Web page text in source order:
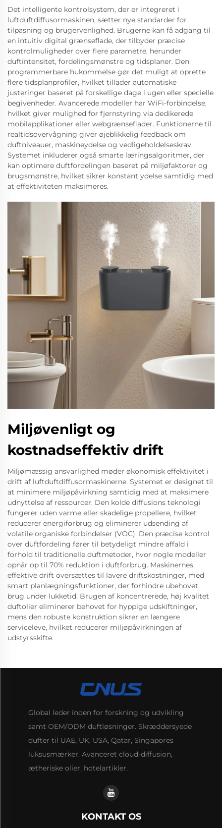
Det intelligente kontrolsystem, der er integreret i
luftduftdiffusormaskinen, sætter nye standarder for
tilpasning og brugervenlighed. Brugerne kan få adgang til
en intuitiv digital grænseflade, der tilbyder præcise
kontrolmuligheder over flere parametre, herunder
duftintensitet, fordelingsmønstre og tidsplaner. Den
programmerbare hukommelse gør det muligt at oprette
flere tidsplanprofiler, hvilket tillader automatiske
justeringer baseret på forskellige dage i ugen eller specielle
begivenheder. Avancerede modeller har WiFi-forbindelse,
hvilket giver mulighed for fjernstyring via dedikerede
mobilapplikationer eller webgrænseflader. Funktionerne til
realtidsovervågning giver øjeblikkelig feedback om
duftniveauer, maskineydelse og vedligeholdelseskrav.
Systemet inkluderer også smarte læringsalgoritmer, der
kan optimere duftfordelingen baseret på miljøfaktorer og
brugsmønstre, hvilket sikrer konstant ydelse samtidig med
at effektiviteten maksimeres.
Miljøvenligt og
kostnadseffektiv drift
Miljømæssig ansvarlighed møder økonomisk effektivitet i
drift af luftduftdiffusormaskinerne. Systemet er designet til
at minimere miljøpåvirkning samtidig med at maksimere
udnyttelse af ressourcer. Den kolde diffusions teknologi
fungerer uden varme eller skadelige propellere, hvilket
reducerer energiforbrug og eliminerer udsending af
volatile organiske forbindelser (VOC). Den præcise kontrol
over duftfordeling fører til betydeligt mindre affald i
forhold til traditionelle duftmetoder, hvor nogle modeller
opnår op til 70% reduktion i duftforbrug. Maskinernes
effektive drift oversættes til lavere driftskostninger, med
smart planlægningsfunktioner, der forhindre ubehovet
brug under lukketid. Brugen af koncentrerede, høj kvalitet
duftolier eliminerer behovet for hyppige udskiftninger,
mens den robuste konstruktion sikrer en længere
serviceleve, hvilket reducerer miljøpåvirkningen af
udstyrsskifte.
Global leder inden for forskning og udvikling
samt OEM/ODM duftløsninger. Skræddersyede
dufter til UAE, UK, USA, Qatar, Singapores
luksusmærker. Avanceret cloud-diffusion,
ætheriske olier, hotelartikler.
KONTAKT OS